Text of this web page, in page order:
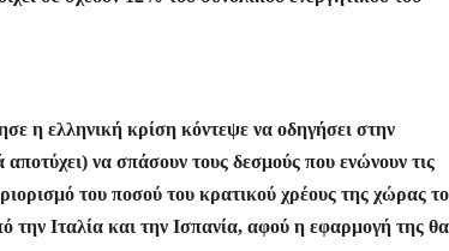
η ελληνική κρίση κόντεψε να οδηγήσει στην
να σπάσουν τους δεσμούς που ενώνουν τις
του ποσού του κρατικού χρέους της χώρας
την Ιταλία και την Ισπανία, αφού η εφαρμογή της θα